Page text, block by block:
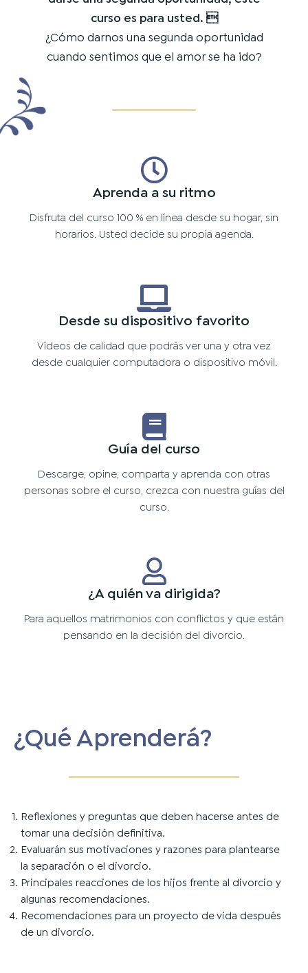
curso es para usted. 
¿Cómo darnos una segunda oportunidad
cuando sentimos que el amor se ha ido?
Aprenda a su ritmo
Disfruta del curso 100 % en línea desde su hogar, sin
horarios. Usted decide su propia agenda.
Desde su dispositivo favorito
Vídeos de calidad que podrás ver una y otra vez
desde cualquier computadora o dispositivo móvil.
Guía del curso
Descarge, opine, comparta y aprenda con otras
personas sobre el curso, crezca con nuestra guías del
curso.
¿A quién va dirigida?
Para aquellos matrimonios con conflictos y que están
pensando en la decisión del divorcio.
¿Qué Aprenderá?
Reflexiones y preguntas que deben hacerse antes de
tomar una decisión definitiva.
Evaluarán sus motivaciones y razones para plantearse
la separación o el divorcio.
Principales reacciones de los hijos frente al divorcio y
algunas recomendaciones.
Recomendaciones para un proyecto de vida después
de un divorcio.